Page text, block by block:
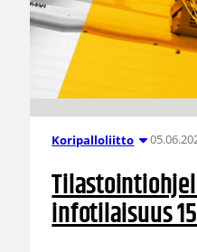
Koripalloliitto
infotilaisuus